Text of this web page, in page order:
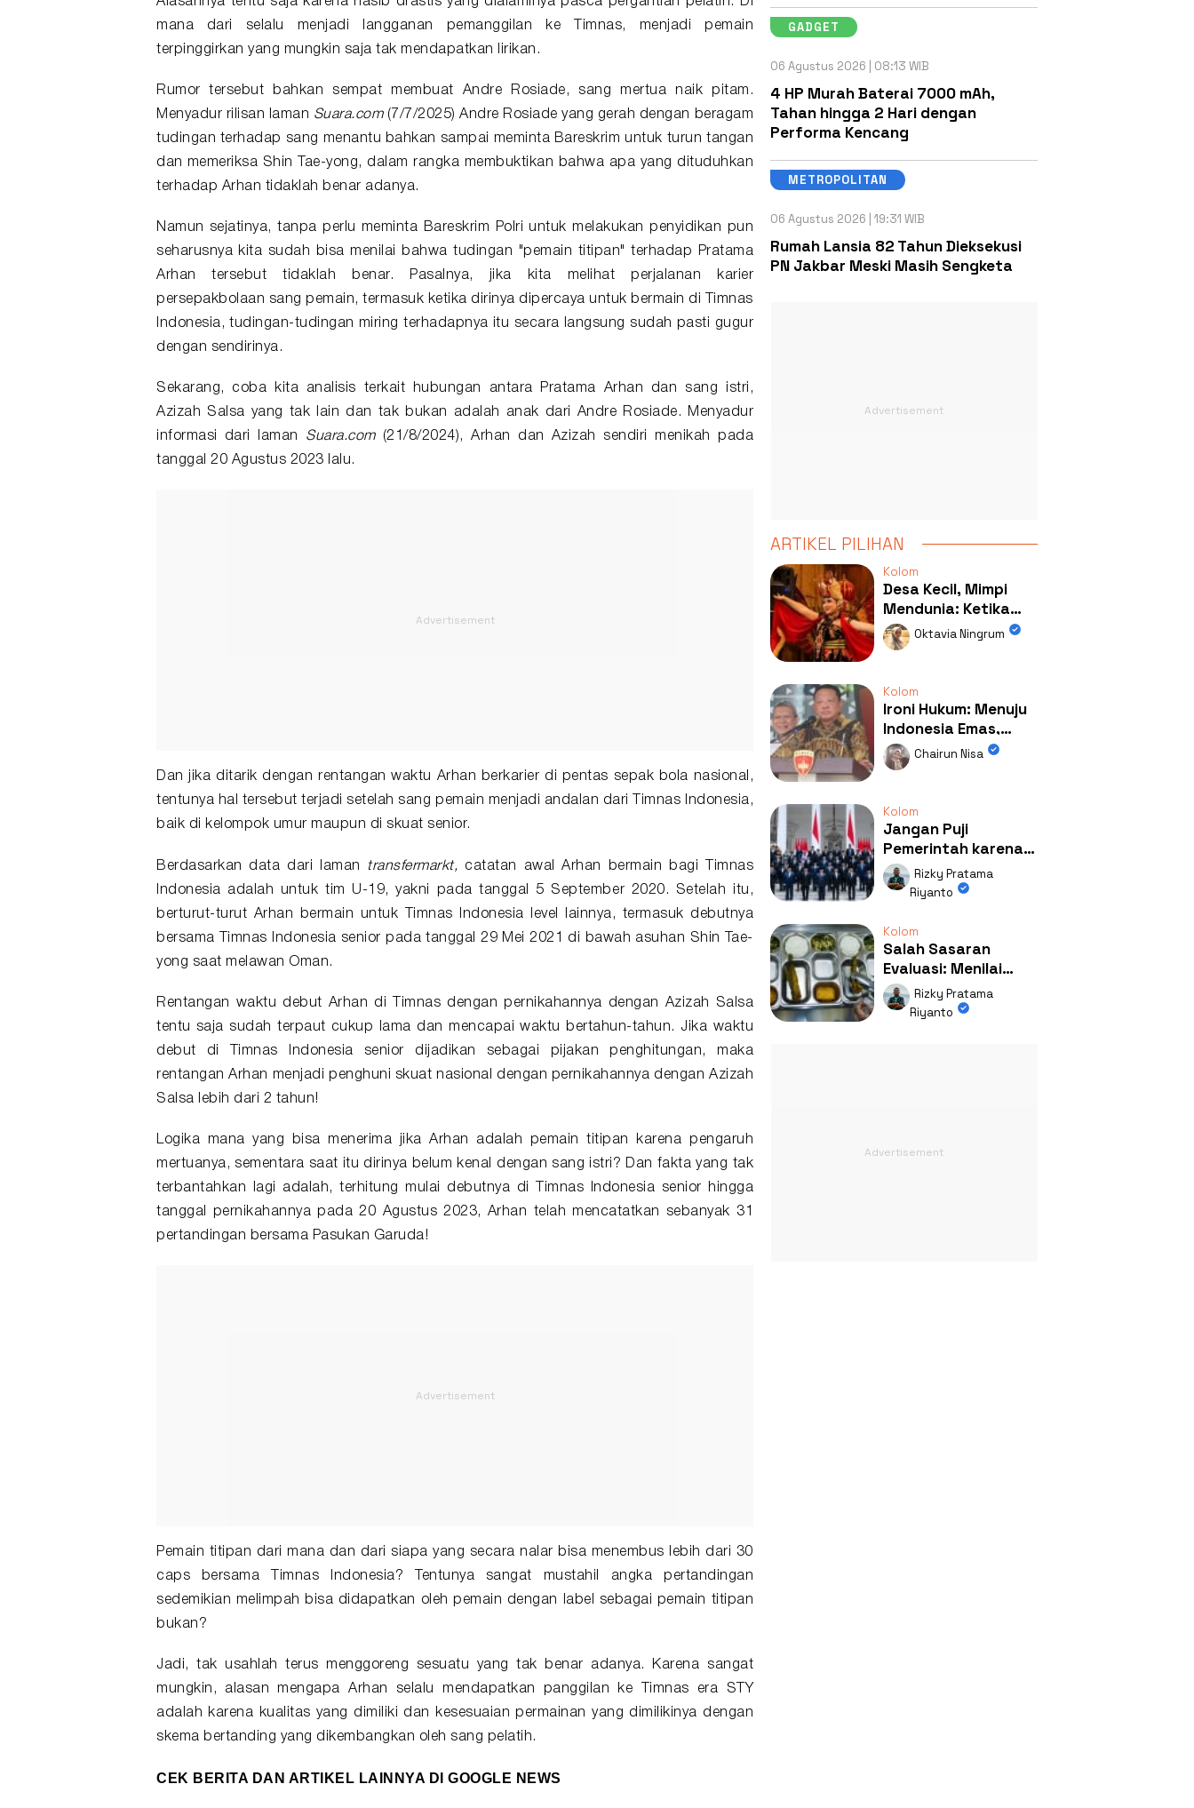
mana dari selalu menjadi langganan pemanggilan ke Timnas, menjadi pemain
terpinggirkan yang mungkin saja tak mendapatkan lirikan.
Rumor tersebut bahkan sempat membuat Andre Rosiade , sang mertua naik pitam.
Menyadur rilisan laman Suara.com(7/7/2025) Andre Rosiade yang gerah dengan beragam
tudingan terhadap sang menantu bahkan sampai meminta Bareskrim untuk turun tangan
dan memeriksa Shin Tae-yong, dalam rangka membuktikan bahwa apa yang dituduhkan
terhadap Arhan tidaklah benar adanya.
Namun sejatinya, tanpa perlu meminta Bareskrim Polri untuk melakukan penyidikan pun
seharusnya kita sudah bisa menilai bahwa tudingan "pemain titipan" terhadap Pratama
Arhan tersebut tidaklah benar. Pasalnya, jika kita melihat perjalanan karier
persepakbolaan sang pemain, termasuk ketika dirinya dipercaya untuk bermain di Timnas
Indonesia, tudingan-tudingan miring terhadapnya itu secara langsung sudah pasti gugur
dengan sendirinya.
Sekarang, coba kita analisis terkait hubungan antara Pratama Arhan dan sang istri,
Azizah Salsa yang tak lain dan tak bukan adalah anak dari Andre Rosiade. Menyadur
informasi dari laman Suara.com(21/8/2024), Arhan dan Azizah sendiri menikah pada
tanggal 20 Agustus 2023 lalu.
Dan jika ditarik dengan rentangan waktu Arhan berkarier di pentas sepak bola nasional,
tentunya hal tersebut terjadi setelah sang pemain menjadi andalan dari Timnas Indonesia,
baik di kelompok umur maupun di skuat senior.
Berdasarkan data dari laman transfermarkt, catatan awal Arhan bermain bagi Timnas
Indonesia adalah untuk tim U-19, yakni pada tanggal 5 September 2020. Setelah itu,
berturut-turut Arhan bermain untuk Timnas Indonesia level lainnya, termasuk debutnya
bersama Timnas Indonesia senior pada tanggal 29 Mei 2021 di bawah asuhan Shin Tae-
yong saat melawan Oman.
Rentangan waktu debut Arhan di Timnas dengan pernikahannya dengan Azizah Salsa
tentu saja sudah terpaut cukup lama dan mencapai waktu bertahun-tahun. Jika waktu
debut di Timnas Indonesia senior dijadikan sebagai pijakan penghitungan, maka
rentangan Arhan menjadi penghuni skuat nasional dengan pernikahannya dengan Azizah
Salsa lebih dari 2 tahun!
Logika mana yang bisa menerima jika Arhan adalah pemain titipan karena pengaruh
mertuanya, sementara saat itu dirinya belum kenal dengan sang istri? Dan fakta yang tak
terbantahkan lagi adalah, terhitung mulai debutnya di Timnas Indonesia senior hingga
tanggal pernikahannya pada 20 Agustus 2023, Arhan telah mencatatkan sebanyak 31
pertandingan bersama Pasukan Garuda!
Pemain titipan dari mana dan dari siapa yang secara nalar bisa menembus lebih dari 30
caps bersama Timnas Indonesia? Tentunya sangat mustahil angka pertandingan
sedemikian melimpah bisa didapatkan oleh pemain dengan label sebagai pemain titipan
bukan?
Jadi, tak usahlah terus menggoreng sesuatu yang tak benar adanya. Karena sangat
mungkin, alasan mengapa Arhan selalu mendapatkan panggilan ke Timnas era STY
adalah karena kualitas yang dimiliki dan kesesuaian permainan yang dimilikinya dengan
skema bertanding yang dikembangkan oleh sang pelatih.
CEK BERITA DAN ARTIKEL LAINNYA DI GOOGLE NEWS
GADGET
06 Agustus 2026 | 08:13 WIB
4 HP Murah Baterai 7000 mAh,
Tahan hingga 2 Hari dengan
Performa Kencang
METROPOLITAN
06 Agustus 2026 | 19:31 WIB
Rumah Lansia 82 Tahun Dieksekusi
PN Jakbar Meski Masih Sengketa
ARTIKEL PILIHAN
Kolom
Desa Kecil, Mimpi
Mendunia: Ketika
Kolaborasi
Mengubah Wajah
Oktavia Ningrum
Kolom
Ironi Hukum: Menuju
Indonesia Emas,
Ternyata Emasnya
Ada di Rumah Febrie!
Chairun Nisa
Kolom
Jangan Puji
Pemerintah karena
Kerja: Mengapa
Publik Begitu Mudah
Rizky Pratama
Riyanto
Kolom
Salah Sasaran
Evaluasi: Menilai
Program MBG Lewat
Respons Anak Itu
Rizky Pratama
Riyanto